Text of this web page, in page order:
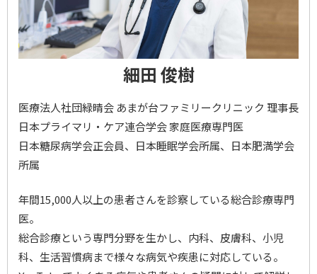
細田 俊樹
医療法人社団緑晴会 あまが台ファミリークリニック 理事長
日本プライマリ・ケア連合学会 家庭医療専門医
日本糖尿病学会正会員、日本睡眠学会所属、日本肥満学会
所属
年間15,000人以上の患者さんを診察している総合診療専門
医。
総合診療という専門分野を生かし、内科、皮膚科、小児
科、生活習慣病まで様々な病気や疾患に対応している。